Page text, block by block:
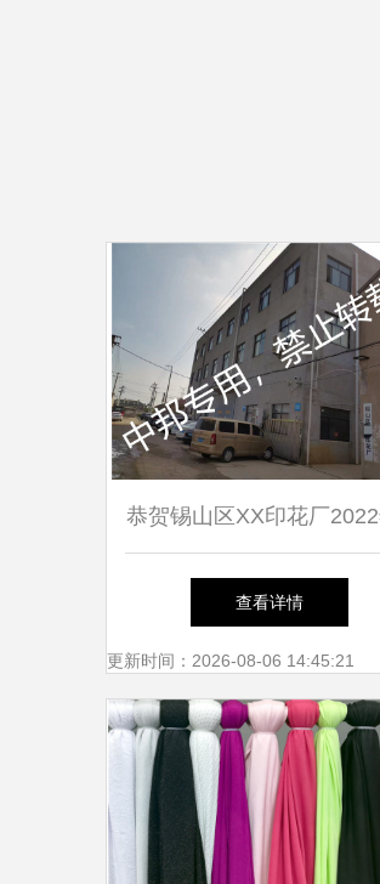
恭贺锡山区XX印花厂
月顺利通过SEDEX验厂
查看详情
更新时间：2026-08-06 14:45:21